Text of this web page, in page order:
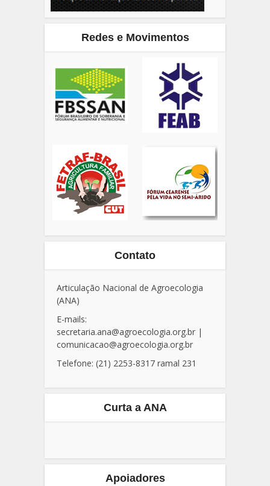
Articulação Nacional de Agroecologia
(ANA)
E-mails:
secretaria.ana@agroecologia.org.br
|
comunicacao@agroecologia.org.br
Telefone: (21) 2253-8317 ramal 231